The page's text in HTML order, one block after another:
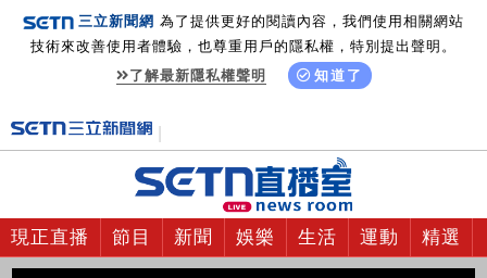
三立新聞網 為了提供更好的閱讀內容，我們使用相關網站
技術來改善使用者體驗，也尊重用戶的隱私權，特別提出聲明。
了解最新隱私權聲明
知道了
現正直播 節目 新聞 娛樂 生活 運動 精選